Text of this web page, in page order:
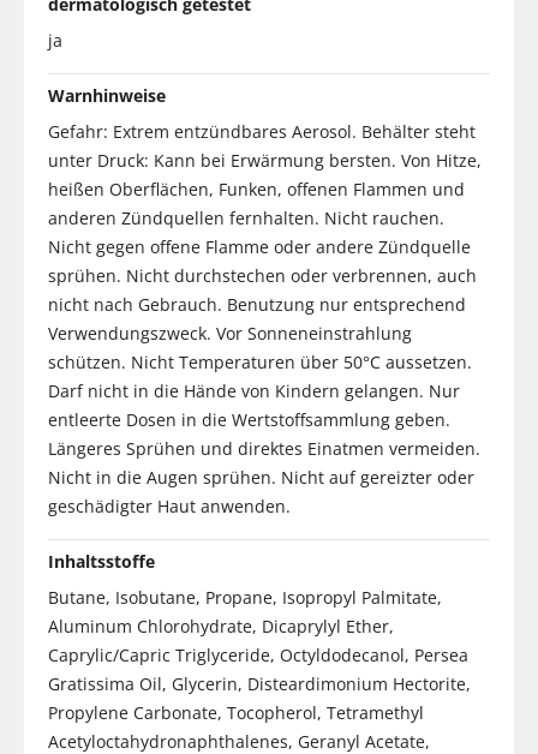
ja
Warnhinweise
Gefahr: Extrem entzündbares Aerosol. Behälter steht
unter Druck: Kann bei Erwärmung bersten. Von Hitze,
heißen Oberflächen, Funken, offenen Flammen und
anderen Zündquellen fernhalten. Nicht rauchen.
Nicht gegen offene Flamme oder andere Zündquelle
sprühen. Nicht durchstechen oder verbrennen, auch
nicht nach Gebrauch. Benutzung nur entsprechend
Verwendungszweck. Vor Sonneneinstrahlung
schützen. Nicht Temperaturen über 50°C aussetzen.
Darf nicht in die Hände von Kindern gelangen. Nur
entleerte Dosen in die Wertstoffsammlung geben.
Längeres Sprühen und direktes Einatmen vermeiden.
Nicht in die Augen sprühen. Nicht auf gereizter oder
geschädigter Haut anwenden.
Inhaltsstoffe
Butane, Isobutane, Propane, Isopropyl Palmitate,
Aluminum Chlorohydrate, Dicaprylyl Ether,
Caprylic/Capric Triglyceride, Octyldodecanol, Persea
Gratissima Oil, Glycerin, Disteardimonium Hectorite,
Propylene Carbonate, Tocopherol, Tetramethyl
Acetyloctahydronaphthalenes, Geranyl Acetate,